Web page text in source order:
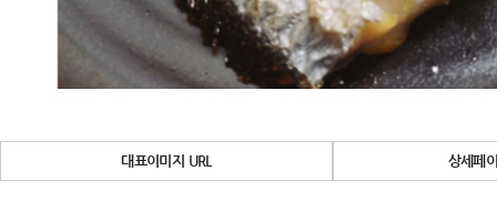
대표이미지 URL 상세페